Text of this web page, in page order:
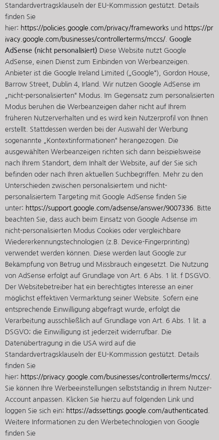
Standardvertragsklauseln der EU-Kommission gestützt. Details
finden Sie
hier: https://policies.google.com/privacy/frameworks und https://pr
ivacy.google.com/businesses/controllerterms/mccs/
Google
AdSense (nicht personalisiert) Diese Website nutzt Google
AdSense, einen Dienst zum Einbinden von Werbeanzeigen.
Anbieter ist die Google Ireland Limited („Google“), Gordon House,
Barrow Street, Dublin 4, Irland. Wir nutzen Google AdSense im
„nicht-personalisierten“ Modus. Im Gegensatz zum personalisierten
Modus beruhen die Werbeanzeigen daher nicht auf Ihrem
früheren Nutzerverhalten und es wird kein Nutzerprofil von Ihnen
erstellt. Stattdessen werden bei der Auswahl der Werbung
sogenannte „Kontextinformationen“ herangezogen. Die
ausgewählten Werbeanzeigen richten sich dann beispielsweise
nach Ihrem Standort, dem Inhalt der Website, auf der Sie sich
befinden oder nach Ihren aktuellen Suchbegriffen. Mehr zu den
Unterschieden zwischen personalisiertem und nicht-
personalisiertem Targeting mit Google AdSense finden Sie
unter: https://support.google.com/adsense/answer/9007336 . Bitte
beachten Sie, dass auch beim Einsatz von Google Adsense im
nicht-personalisierten Modus Cookies oder vergleichbare
Wiedererkennungstechnologien (z.B. Device-Fingerprinting)
verwendet werden können. Diese werden laut Google zur
Bekämpfung von Betrug und Missbrauch eingesetzt. Die Nutzung
von AdSense erfolgt auf Grundlage von Art. 6 Abs. 1 lit. f DSGVO.
Der Websitebetreiber hat ein berechtigtes Interesse an einer
möglichst effektiven Vermarktung seiner Website. Sofern eine
entsprechende Einwilligung abgefragt wurde, erfolgt die
Verarbeitung ausschließlich auf Grundlage von Art. 6 Abs. 1 lit. a
DSGVO; die Einwilligung ist jederzeit widerrufbar. Die
Datenübertragung in die USA wird auf die
Standardvertragsklauseln der EU-Kommission gestützt. Details
finden Sie
hier: https://privacy.google.com/businesses/controllerterms/mccs/
Sie können Ihre Werbeeinstellungen selbstständig in Ihrem Nutzer-
Account anpassen. Klicken Sie hierzu auf folgenden Link und
loggen Sie sich ein: https://adssettings.google.com/authenticated
Weitere Informationen zu den Werbetechnologien von Google
finden Sie